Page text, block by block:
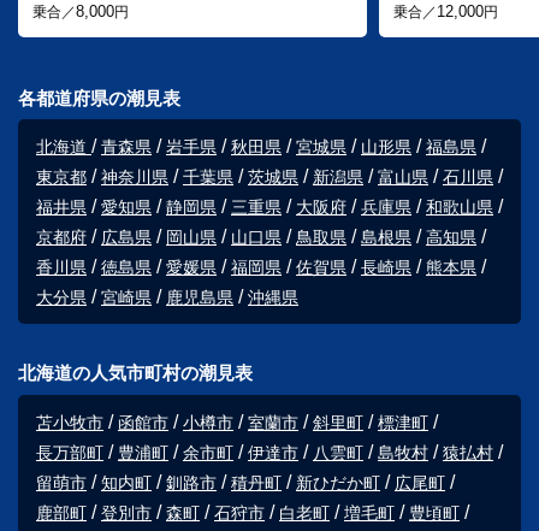
乗合／8,000円 乗合／ 12,000円
各都道府県の潮見表
北海道 青森県 岩手県 秋田県 宮城県 山形県
福島県
東京都
神奈川県 千葉県 茨城県 新潟県 富山県
石川県
福井県
愛知県 静岡県 三重県 大阪府 兵庫県
和歌山県
京都府
広島県 岡山県 山口県 鳥取県 島根県
高知県
香川県
徳島県 愛媛県 福岡県 佐賀県 長崎県
熊本県
大分県
宮崎県 鹿児島県 沖縄県
北海道の人気市町村の潮見表
苫小牧市 函館市 小樽市 室蘭市 斜里町
標津町
長万部町
豊浦町 余市町 伊達市 八雲町 島牧村
猿払村
留萌市
知内町 釧路市 積丹町 新ひだか町
広尾町
鹿部町
登別市 森町 石狩市 白老町 増毛町
豊頃町